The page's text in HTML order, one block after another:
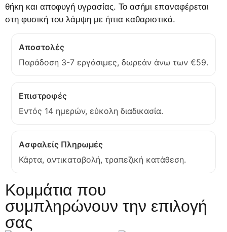
θήκη και αποφυγή υγρασίας. Το ασήμι επαναφέρεται
στη φυσική του λάμψη με ήπια καθαριστικά.
Αποστολές
Παράδοση 3-7 εργάσιμες, δωρεάν άνω των €59.
Επιστροφές
Εντός 14 ημερών, εύκολη διαδικασία.
Ασφαλείς Πληρωμές
Κάρτα, αντικαταβολή, τραπεζική κατάθεση.
Κομμάτια που
συμπληρώνουν την επιλογή
σας